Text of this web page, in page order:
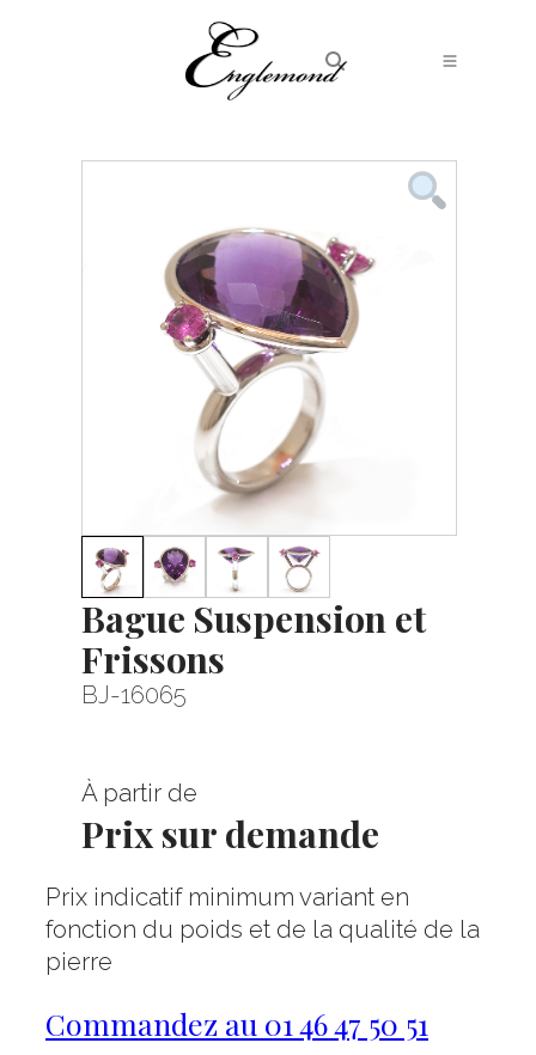
Bague Suspension et
Frissons
BJ-16065
À partir de
Prix sur demande
Prix indicatif minimum variant en
fonction du poids et de la qualité de la
pierre
Commandez au 01 46 47 50 51